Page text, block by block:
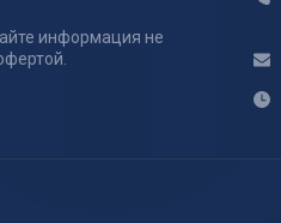
информация не